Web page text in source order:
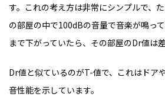
す。これの考え方は非常にシンプルで、
の部屋の中で100dBの音量で音楽が鳴っ
まで下がっていたら、その部屋のDr値は
Dr値と似ているのがT-値で、これはドア
音性能を示しています。